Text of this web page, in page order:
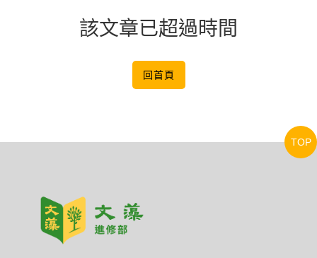
該文章已超過時間
回首頁
TOP